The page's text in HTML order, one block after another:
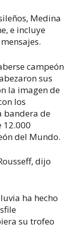
Medina
e incluye
campeón
sus
la imagen de
los
bandera de
12.000
del Mundo.
dijo
ha hecho
su trofeo